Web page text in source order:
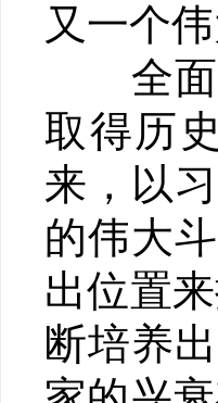
又一个伟
全面从
取得历
来，以
的伟大
出位置
断培养